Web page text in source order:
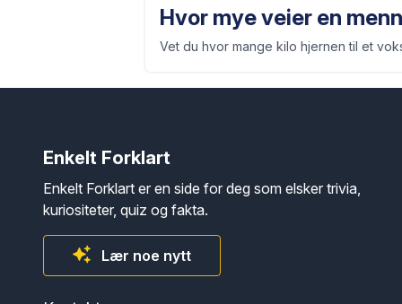
Hvor mye veier en
Vet du hvor mange kilo hjernen til et
Enkelt Forklart
Enkelt Forklart er en side for deg som elsker trivia,
kuriositeter, quiz og fakta.
Lær noe nytt